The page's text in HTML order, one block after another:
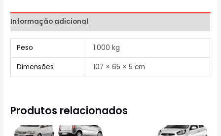
Informação adicional
Peso 1.000 kg
Dimensões 107 × 65 × 5 cm
Produtos relacionados